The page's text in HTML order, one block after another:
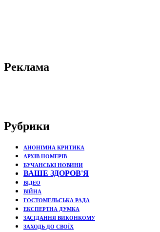
Реклама
Рубрики
АНОНІМНА КРИТИКА
АРХІВ НОМЕРІВ
БУЧАНСЬКІ НОВИНИ
ВАШЕ ЗДОРОВ'Я
ВІДЕО
ВІЙНА
ГОСТОМЕЛЬСЬКА РАДА
ЕКСПЕРТНА ДУМКА
ЗАСІДАННЯ ВИКОНКОМУ
ЗАХОДЬ ДО СВОЇХ